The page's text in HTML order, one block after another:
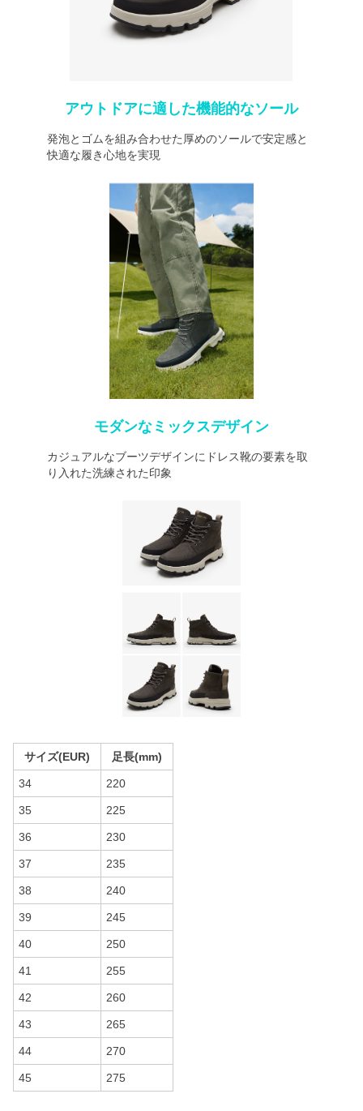
アウトドアに適した機能的なソール
発泡とゴムを組み合わせた厚めのソールで安定感と
快適な履き心地を実現
モダンなミックスデザイン
カジュアルなブーツデザインにドレス靴の要素を取
り入れた洗練された印象
サイズ(EUR) 足長(mm)
34 220
35 225
36 230
37 235
38 240
39 245
40 250
41 255
42 260
43 265
44 270
45 275